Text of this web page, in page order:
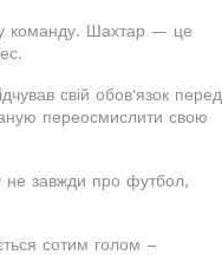
команду. Шахтар — це
свій обов'язок перед
переосмислити свою
не завжди про футбол,
сотим голом –